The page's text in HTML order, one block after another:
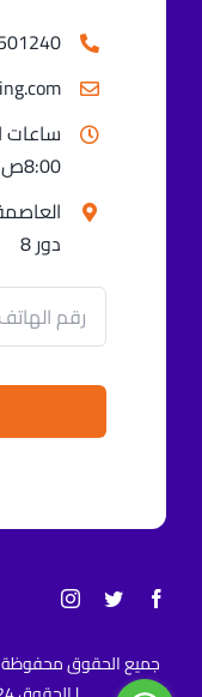
ساعات
8:00ص – 6:00م
دور 8
جميع الحقوق محفوظة